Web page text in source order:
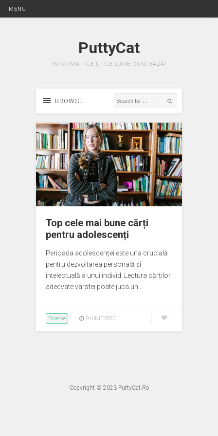
MENU
PuttyCat
INFORMAȚIILE UTILE CARE CONTEAZĂ!
BROWSE
Top cele mai bune cărți
pentru adolescenți
Perioada adolescenței este una crucială
pentru dezvoltarea personală și
intelectuală a unui individ. Lectura cărților
adecvate vârstei poate juca un…
Diverse 9 IUNIE 2023 1
Copyright © 2023 PuttyCat.Ro